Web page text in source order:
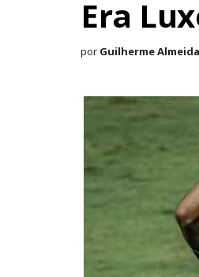
Era
por Guilherme Almeida